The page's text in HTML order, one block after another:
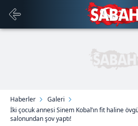
Haberler
Galeri
İki çocuk annesi Sinem Kobal’ın fit haline
salonundan şov yaptı!